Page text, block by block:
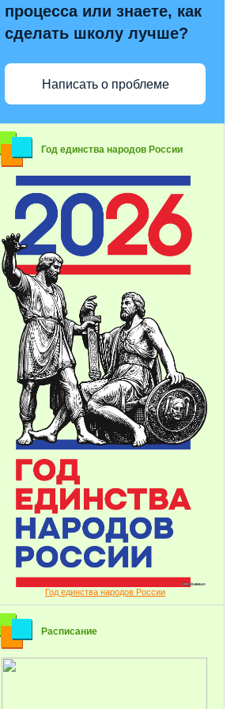
процесса или знаете, как
сделать школу лучше?
Написать о проблеме
Год единства народов России
Год единства народов России
Расписание